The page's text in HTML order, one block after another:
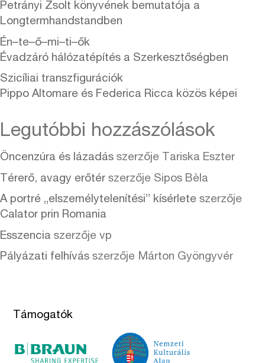
Petrányi Zsolt könyvének bemutatója a
Longtermhandstandben
Én–te–ő–mi–ti–ők
Évadzáró hálózatépítés a Szerkesztőségben
Szicíliai transzfigurációk
Pippo Altomare és Federica Ricca közös képei
Legutóbbi hozzászólások
Öncenzúra és lázadás szerzője Tariska Eszter
Térerő, avagy erőtér szerzője Sipos Bèla
A portré „elszemélytelenítési” kísérlete szerzője
Calator prin Romania
Esszencia szerzője vp
Pályázati felhívás szerzője Márton Gyöngyvér
Támogatók